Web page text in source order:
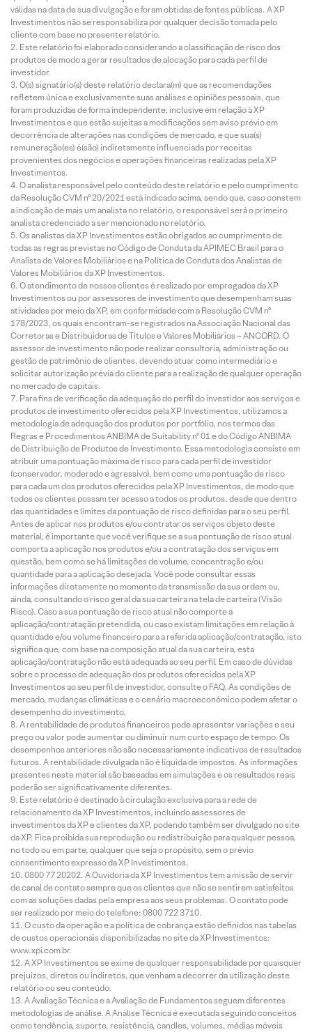
válidas na data de sua divulgação e foram obtidas de fontes públicas. A XP
Investimentos não se responsabiliza por qualquer decisão tomada pelo
cliente com base no presente relatório.
Este relatório foi elaborado considerando a classificação de risco dos
produtos de modo a gerar resultados de alocação para cada perfil de
investidor.
O(s) signatário(s) deste relatório declara(m) que as recomendações
refletem única e exclusivamente suas análises e opiniões pessoais, que
foram produzidas de forma independente, inclusive em relação à XP
Investimentos e que estão sujeitas a modificações sem aviso prévio em
decorrência de alterações nas condições de mercado, e que sua(s)
remuneração(es) é(são) indiretamente influenciada por receitas
provenientes dos negócios e operações financeiras realizadas pela XP
Investimentos.
O analista responsável pelo conteúdo deste relatório e pelo cumprimento
da Resolução CVM nº 20/2021 está indicado acima, sendo que, caso constem
a indicação de mais um analista no relatório, o responsável será o primeiro
analista credenciado a ser mencionado no relatório.
Os analistas da XP Investimentos estão obrigados ao cumprimento de
todas as regras previstas no Código de Conduta da APIMEC Brasil para o
Analista de Valores Mobiliários e na Política de Conduta dos Analistas de
Valores Mobiliários da XP Investimentos.
O atendimento de nossos clientes é realizado por empregados da XP
Investimentos ou por assessores de investimento que desempenham suas
atividades por meio da XP, em conformidade com a Resolução CVM nº
178/2023, os quais encontram-se registrados na Associação Nacional das
Corretoras e Distribuidoras de Títulos e Valores Mobiliários – ANCORD. O
assessor de investimento não pode realizar consultoria, administração ou
gestão de patrimônio de clientes, devendo atuar como intermediário e
solicitar autorização prévia do cliente para a realização de qualquer operação
no mercado de capitais.
Para fins de verificação da adequação do perfil do investidor aos serviços e
produtos de investimento oferecidos pela XP Investimentos, utilizamos a
metodologia de adequação dos produtos por portfólio, nos termos das
Regras e Procedimentos ANBIMA de Suitability nº 01 e do Código ANBIMA
de Distribuição de Produtos de Investimento. Essa metodologia consiste em
atribuir uma pontuação máxima de risco para cada perfil de investidor
(conservador, moderado e agressivo), bem como uma pontuação de risco
para cada um dos produtos oferecidos pela XP Investimentos, de modo que
todos os clientes possam ter acesso a todos os produtos, desde que dentro
das quantidades e limites da pontuação de risco definidas para o seu perfil.
Antes de aplicar nos produtos e/ou contratar os serviços objeto deste
material, é importante que você verifique se a sua pontuação de risco atual
comporta a aplicação nos produtos e/ou a contratação dos serviços em
questão, bem como se há limitações de volume, concentração e/ou
quantidade para a aplicação desejada. Você pode consultar essas
informações diretamente no momento da transmissão da sua ordem ou,
ainda, consultando o risco geral da sua carteira na tela de carteira (Visão
Risco). Caso a sua pontuação de risco atual não comporte a
aplicação/contratação pretendida, ou caso existam limitações em relação à
quantidade e/ou volume financeiro para a referida aplicação/contratação, isto
significa que, com base na composição atual da sua carteira, esta
aplicação/contratação não está adequada ao seu perfil. Em caso de dúvidas
sobre o processo de adequação dos produtos oferecidos pela XP
Investimentos ao seu perfil de investidor, consulte o FAQ. As condições de
mercado, mudanças climáticas e o cenário macroeconômico podem afetar o
desempenho do investimento.
A rentabilidade de produtos financeiros pode apresentar variações e seu
preço ou valor pode aumentar ou diminuir num curto espaço de tempo. Os
desempenhos anteriores não são necessariamente indicativos de resultados
futuros. A rentabilidade divulgada não é líquida de impostos. As informações
presentes neste material são baseadas em simulações e os resultados reais
poderão ser significativamente diferentes.
Este relatório é destinado à circulação exclusiva para a rede de
relacionamento da XP Investimentos, incluindo assessores de
investimentos da XP e clientes da XP, podendo também ser divulgado no site
da XP. Fica proibida sua reprodução ou redistribuição para qualquer pessoa,
no todo ou em parte, qualquer que seja o propósito, sem o prévio
consentimento expresso da XP Investimentos.
0800 77 20202. A Ouvidoria da XP Investimentos tem a missão de servir
de canal de contato sempre que os clientes que não se sentirem satisfeitos
com as soluções dadas pela empresa aos seus problemas. O contato pode
ser realizado por meio do telefone: 0800 722 3710.
O custo da operação e a política de cobrança estão definidos nas tabelas
de custos operacionais disponibilizadas no site da XP Investimentos:
www.xpi.com.br.
A XP Investimentos se exime de qualquer responsabilidade por quaisquer
prejuízos, diretos ou indiretos, que venham a decorrer da utilização deste
relatório ou seu conteúdo.
A Avaliação Técnica e a Avaliação de Fundamentos seguem diferentes
metodologias de análise. A Análise Técnica é executada seguindo conceitos
como tendência, suporte, resistência, candles, volumes, médias móveis